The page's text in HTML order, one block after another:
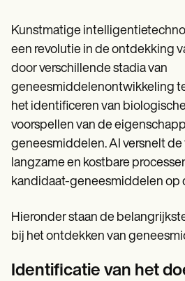
Kunstmatige
een revolutie in de ontdekking
door verschillende stadia van
geneesmiddelenontwikkeling
het identificeren van
voorspellen van de
geneesmiddelen. AI versnelt de
langzame en kostbare
kandidaat-geneesmiddelen op
Hieronder staan de
bij het ontdekken van
Identificatie van het